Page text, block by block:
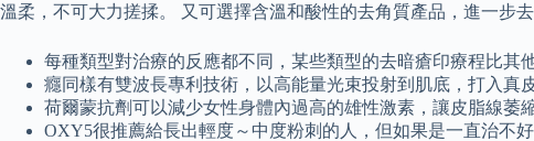
溫柔，不可大力搓揉。 又可選擇含溫和酸性的去角質產品，進一步
每種類型對治療的反應都不同，某些類型的去暗瘡印療程比其
癮同樣有雙波長專利技術，以高能量光束投射到肌底，打入真
荷爾蒙抗劑可以減少女性身體內過高的雄性激素，讓皮脂線萎
OXY5很推薦給長出輕度～中度粉刺的人，但如果是一直治不